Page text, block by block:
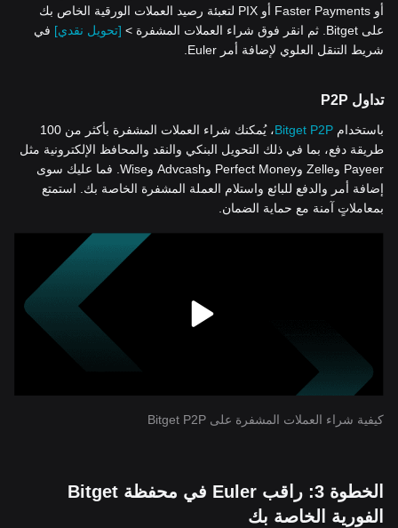
أو Faster Payments أو PIX لتعبئة رصيد العملات الورقية الخاص بك
على Bitget. ثم انقر فوق شراء العملات المشفرة >
[تحويل نقدي] في
شريط التنقل العلوي لإضافة أمر Euler.
تداول P2P
باستخدام Bitget P2P
، يُمكنك شراء العملات المشفرة بأكثر من 100
طريقة دفع، بما في ذلك التحويل البنكي والنقد والمحافظ الإلكترونية مثل
Payeer وZelle وPerfect Money وAdvcash وWise. فما عليك سوى
إضافة أمر والدفع للبائع واستلام العملة المشفرة الخاصة بك. استمتع
بمعاملاتٍ آمنة مع حماية الضمان.
كيفية شراء العملات المشفرة على Bitget P2P
الخطوة 3: راقب Euler في محفظة Bitget
الفورية الخاصة بك